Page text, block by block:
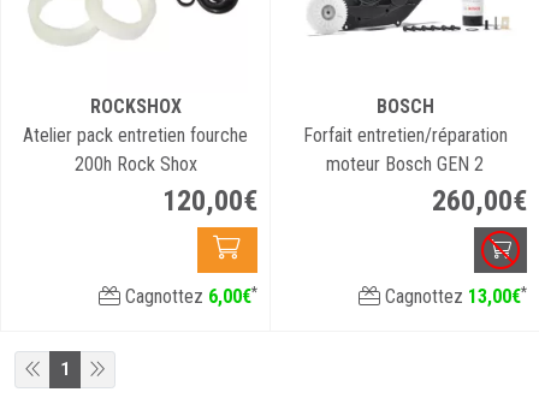
ROCKSHOX
Atelier pack entretien fourche
200h Rock Shox
120,00€
Cagnottez 6,00€*
BOSCH
Forfait entretien/réparation
moteur Bosch GEN 2
260,00€
Cagnottez 13,00€*
1